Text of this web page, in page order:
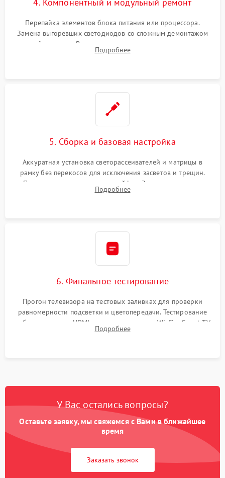
Перепайка элементов блока питания или процессора.
Замена выгоревших светодиодов со сложным демонтажом
хрупкой матрицы. Восстановление поврежденных дорожек,
прошивка микросхем памяти EEPROM
Подробнее
5. Сборка и базовая настройка
Аккуратная установка светорассеивателей и матрицы в
рамку без перекосов для исключения засветов и трещин.
Подключение внутренних шлейфов. Закрытие корпуса.
Сброс настроек и обновление программного обеспечения.
Подробнее
6. Финальное тестирование
Прогон телевизора на тестовых заливках для проверки
равномерности подсветки и цветопередачи. Тестирование
работы разъемов HDMI, динамиков, модуля Wi-Fi и Smart TV
в рабочем режиме в течение нескольких часов.
Подробнее
У Вас остались вопросы?
Оставьте заявку, мы свяжемся с Вами в ближайшее
время
Заказать звонок